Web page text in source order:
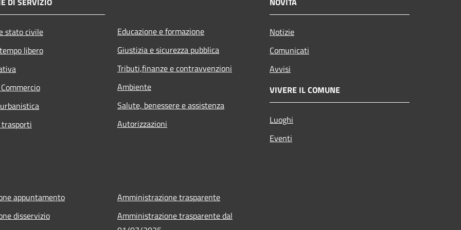
stato civile
libero
Educazione e formazione
Giustizia e sicurezza pubblica
Tributi,finanze e contravvenzioni
Ambiente
Salute, benessere e assistenza
Autorizzazioni
Notizie
Comunicati
Avvisi
VIVERE IL COMUNE
Luoghi
Eventi
appuntamento
disservizio
Amministrazione trasparente
Amministrazione trasparente dal